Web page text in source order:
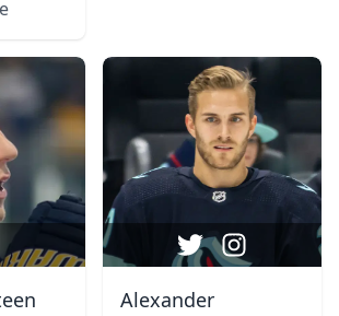
Alexander